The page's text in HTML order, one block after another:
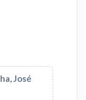
José